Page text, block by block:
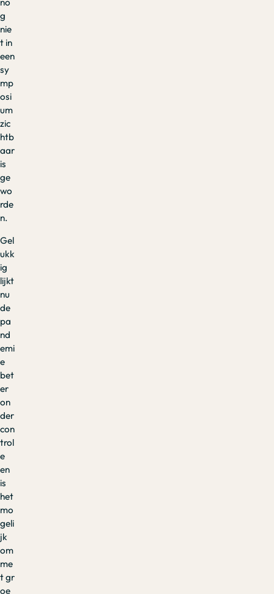
g
nie
t in
een
sy
mp
osi
um
zic
htb
aar
is
ge
wo
rde
n.
Gel
ukk
ig
lijkt
nu
de
pa
nd
emi
e
bet
er
on
der
con
trol
e
en
is
het
mo
geli
jk
om
me
t gr
oe